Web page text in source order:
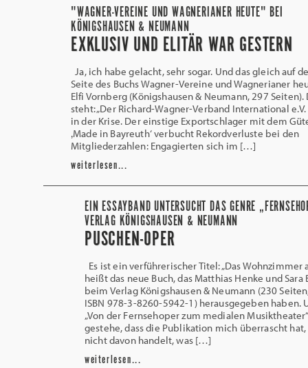
"WAGNER-VEREINE UND WAGNERIANER HEUTE" BEI
KÖNIGSHAUSEN & NEUMANN
EXKLUSIV UND ELITÄR WAR GESTERN
Ja, ich habe gelacht, sehr sogar. Und das gleich auf
Seite des Buchs Wagner-Vereine und Wagnerianer
Elfi Vornberg (Königshausen & Neumann, 297 Seiten).
steht: „Der Richard-Wagner-Verband International
in der Krise. Der einstige Exportschlager mit dem
‚Made in Bayreuth‘ verbucht Rekordverluste bei den
Mitgliederzahlen: Engagierten sich im […]
weiterlesen...
EIN ESSAYBAND UNTERSUCHT DAS GENRE
VERLAG KÖNIGSHAUSEN & NEUMANN
PUSCHEN-OPER
Es ist ein verführerischer Titel: „Das Wohnzimmer
heißt das neue Buch, das Matthias Henke und
beim Verlag Königshausen & Neumann (230
ISBN 978-3-8260-5942-1) herausgegeben haben.
„Von der Fernsehoper zum medialen
gestehe, dass die Publikation mich überrascht
nicht davon handelt, was […]
weiterlesen...